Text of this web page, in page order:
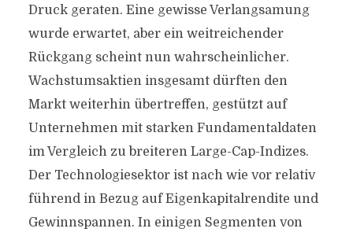
Druck geraten. Eine gewisse Verlangsamung
wurde erwartet, aber ein weitreichender
Rückgang scheint nun wahrscheinlicher.
Wachstumsaktien insgesamt dürften den
Markt weiterhin übertreffen, gestützt auf
Unternehmen mit starken Fundamentaldaten
im Vergleich zu breiteren Large-Cap-Indizes.
Der Technologiesektor ist nach wie vor relativ
führend in Bezug auf Eigenkapitalrendite und
Gewinnspannen. In einigen Segmenten von